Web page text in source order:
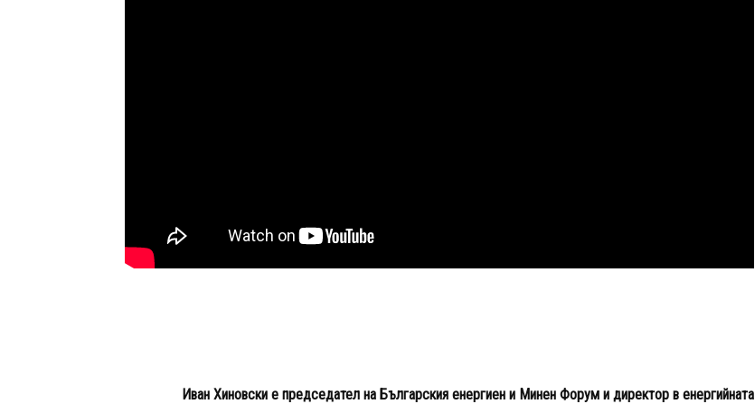
Иван Хиновски е председател на Българския енергиен и Минен Форум и директор в енергийната